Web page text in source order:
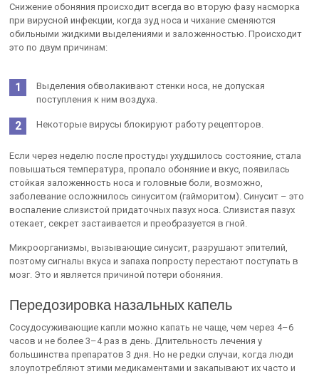
Снижение обоняния происходит всегда во вторую фазу насморка
при вирусной инфекции, когда зуд носа и чихание сменяются
обильными жидкими выделениями и заложенностью. Происходит
это по двум причинам:
Выделения обволакивают стенки носа, не допуская
поступления к ним воздуха.
Некоторые вирусы блокируют работу рецепторов.
Если через неделю после простуды ухудшилось состояние, стала
повышаться температура, пропало обоняние и вкус, появилась
стойкая заложенность носа и головные боли, возможно,
заболевание осложнилось синуситом (гайморитом). Синусит – это
воспаление слизистой придаточных пазух носа. Слизистая пазух
отекает, секрет застаивается и преобразуется в гной.
Микроорганизмы, вызывающие синусит, разрушают эпителий,
поэтому сигналы вкуса и запаха попросту перестают поступать в
мозг. Это и является причиной потери обоняния.
Передозировка назальных капель
Сосудосуживающие капли можно капать не чаще, чем через 4–6
часов и не более 3–4 раз в день. Длительность лечения у
большинства препаратов 3 дня. Но не редки случаи, когда люди
злоупотребляют этими медикаментами и закапывают их часто и